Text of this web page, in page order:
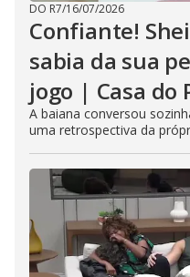
DO R7/16/07/2026
Confiante!
sabia da sua
jogo | Casa do
A baiana conversou
uma retrospectiva da